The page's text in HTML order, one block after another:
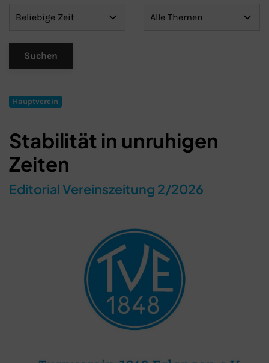
Schließen
Hauptverein
Stabilität in unruhigen
Zeiten
Editorial Vereinszeitung 2/2026